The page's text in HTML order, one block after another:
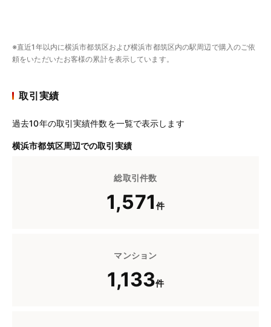
※直近1年以内に横浜市都筑区および横浜市都筑区内の駅周辺で購入のご依
頼をいただいたお客様の累計を表示しています。
取引実績
過去10年の取引実績件数を一覧で表示します
横浜市都筑区周辺での取引実績
総取引件数
1,571 件
マンション
1,133件